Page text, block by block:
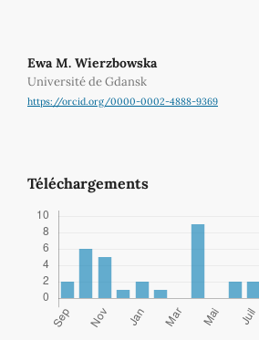
Ewa M. Wierzbowska
Université de Gdansk
https://orcid.org/0000-0002-4888-9369
Téléchargements